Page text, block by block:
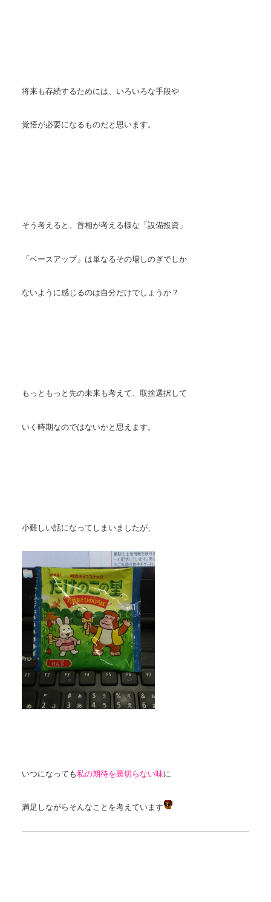
将来も存続するためには、いろいろな手段や
覚悟が必要になるものだと思います。
そう考えると、首相が考える様な「設備投資」
「ベースアップ」は単なるその場しのぎでしか
ないように感じるのは自分だけでしょうか？
もっともっと先の未来も考えて、取捨選択して
いく時期なのではないかと思えます。
小難しい話になってしまいましたが、
いつになっても私の期待を裏切らない味に
満足しながらそんなことを考えています